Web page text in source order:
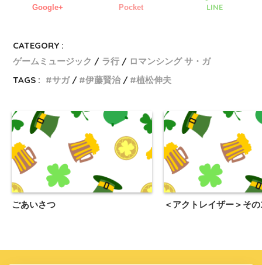
Google+ Pocket LINE
CATEGORY :
ゲームミュージック
ラ行
ロマンシング サ・ガ
TAGS :
サガ 伊藤賢治 植松伸夫
ごあいさつ ＜アクトレイザー＞その